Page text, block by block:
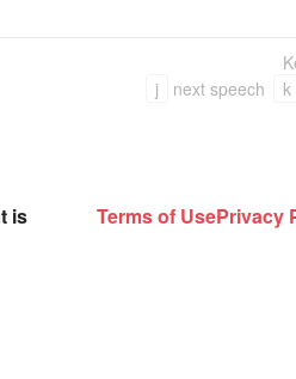
j
next speech k
is
Terms of UsePrivacy